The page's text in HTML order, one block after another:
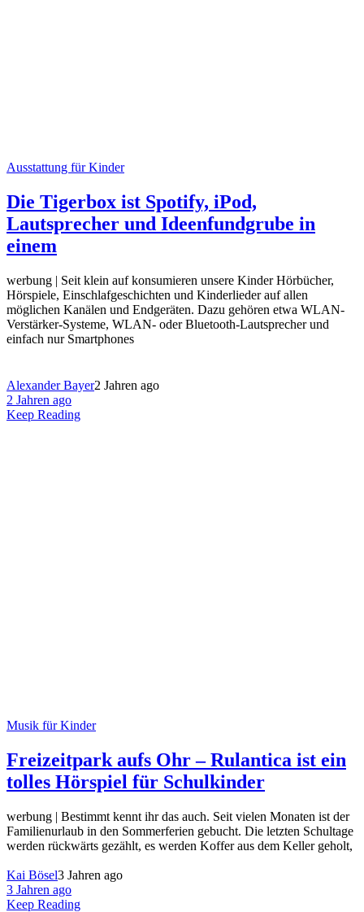
Ausstattung für Kinder
Die Tigerbox ist Spotify, iPod,
Lautsprecher und Ideenfundgrube in
einem
werbung | Seit klein auf konsumieren unsere Kinder Hörbücher,
Hörspiele, Einschlafgeschichten und Kinderlieder auf allen
möglichen Kanälen und Endgeräten. Dazu gehören etwa WLAN-
Verstärker-Systeme, WLAN- oder Bluetooth-Lautsprecher und
einfach nur Smartphones
Alexander Bayer2 Jahren ago
2 Jahren ago
Keep Reading
Musik für Kinder
Freizeitpark aufs Ohr – Rulantica ist ein
tolles Hörspiel für Schulkinder
werbung | Bestimmt kennt ihr das auch. Seit vielen Monaten ist der
Familienurlaub in den Sommerferien gebucht. Die letzten Schultage
werden rückwärts gezählt, es werden Koffer aus dem Keller geholt,
Kai Bösel3 Jahren ago
3 Jahren ago
Keep Reading